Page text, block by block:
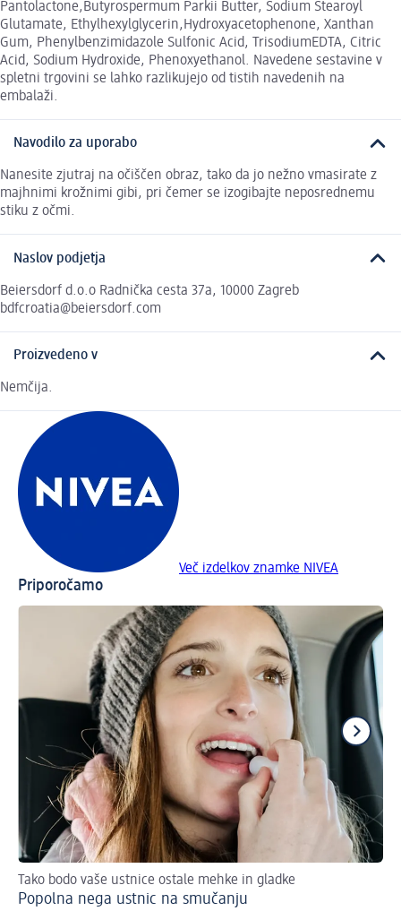
Pantolactone,Butyrospermum Parkii Butter, Sodium Stearoyl
Glutamate, Ethylhexylglycerin,Hydroxyacetophenone, Xanthan
Gum, Phenylbenzimidazole Sulfonic Acid, TrisodiumEDTA, Citric
Acid, Sodium Hydroxide, Phenoxyethanol. Navedene sestavine v
spletni trgovini se lahko razlikujejo od tistih navedenih na
embalaži.
Navodilo za uporabo
Nanesite zjutraj na očiščen obraz, tako da jo nežno vmasirate z
majhnimi krožnimi gibi, pri čemer se izogibajte neposrednemu
stiku z očmi.
Naslov podjetja
Beiersdorf d.o.o Radnička cesta 37a, 10000 Zagreb
bdfcroatia@beiersdorf.com
Proizvedeno v
Nemčija.
Več izdelkov znamke NIVEA
Priporočamo
Tako bodo vaše ustnice ostale mehke in gladke
Popolna nega ustnic na smučanju